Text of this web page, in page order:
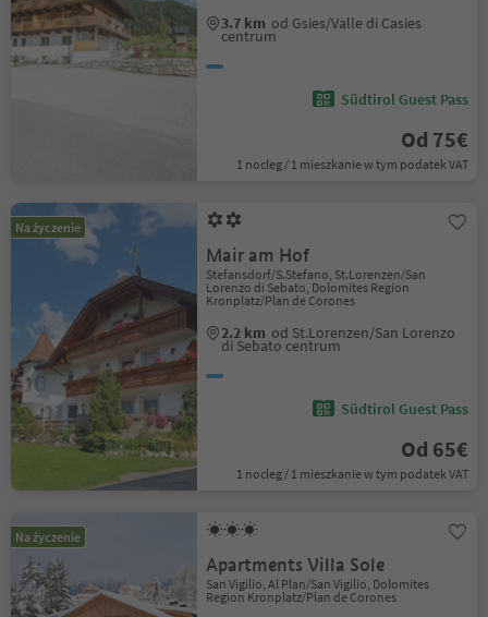
3.7 km od Gsies/Valle di Casies
centrum
Südtirol Guest Pass
Od 75€
1 nocleg / 1 mieszkanie w tym podatek VAT
Na życzenie
Mair am Hof
Stefansdorf/S.Stefano, St.Lorenzen/San
Lorenzo di Sebato, Dolomites Region
Kronplatz/Plan de Corones
2.2 km od St.Lorenzen/San Lorenzo
di Sebato centrum
Südtirol Guest Pass
Od 65€
1 nocleg / 1 mieszkanie w tym podatek VAT
Na życzenie
Apartments Villa Sole
San Vigilio, Al Plan/San Vigilio, Dolomites
Region Kronplatz/Plan de Corones